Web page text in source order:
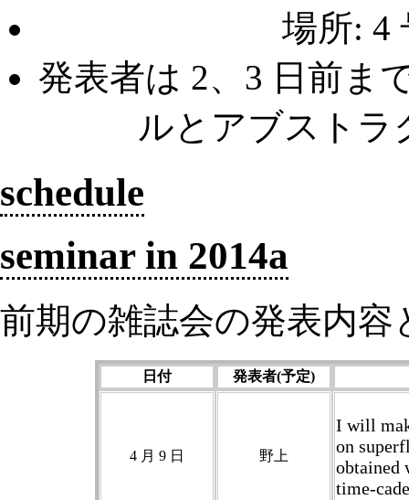
場所: 4
発表者は 2、3 日前ま
ルとアブストラ
schedule
seminar in 2014a
前期の雑誌会の発表内容
日付 発表者(予定)
4 月 9 日 野上
I will
on
obtained
time-